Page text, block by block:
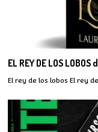
EL REY DE LOS
El rey de los lobos El rey